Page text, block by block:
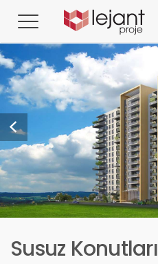
Susuz Konutları